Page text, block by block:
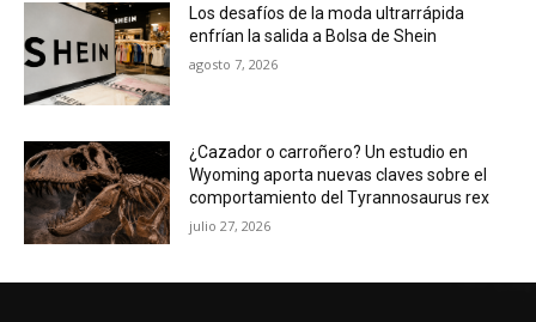
Los desafíos de la moda ultrarrápida
enfrían la salida a Bolsa de Shein
agosto 7, 2026
¿Cazador o carroñero? Un estudio en
Wyoming aporta nuevas claves sobre el
comportamiento del Tyrannosaurus rex
julio 27, 2026